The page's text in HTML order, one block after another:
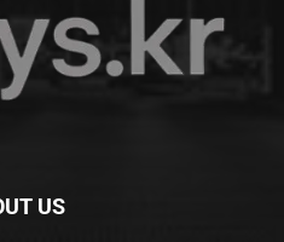
US